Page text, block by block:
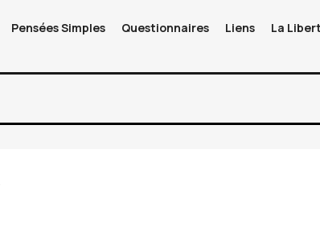
Pensées Simples Questionnaires Liens La